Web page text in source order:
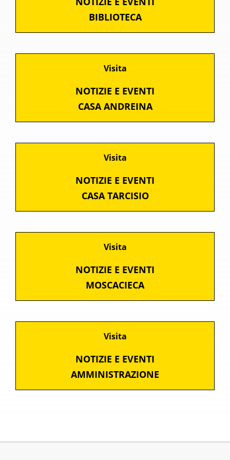
BIBLIOTECA
Visita
NOTIZIE E EVENTI
CASA ANDREINA
Visita
NOTIZIE E EVENTI
CASA TARCISIO
Visita
NOTIZIE E EVENTI
MOSCACIECA
Visita
NOTIZIE E EVENTI
AMMINISTRAZIONE